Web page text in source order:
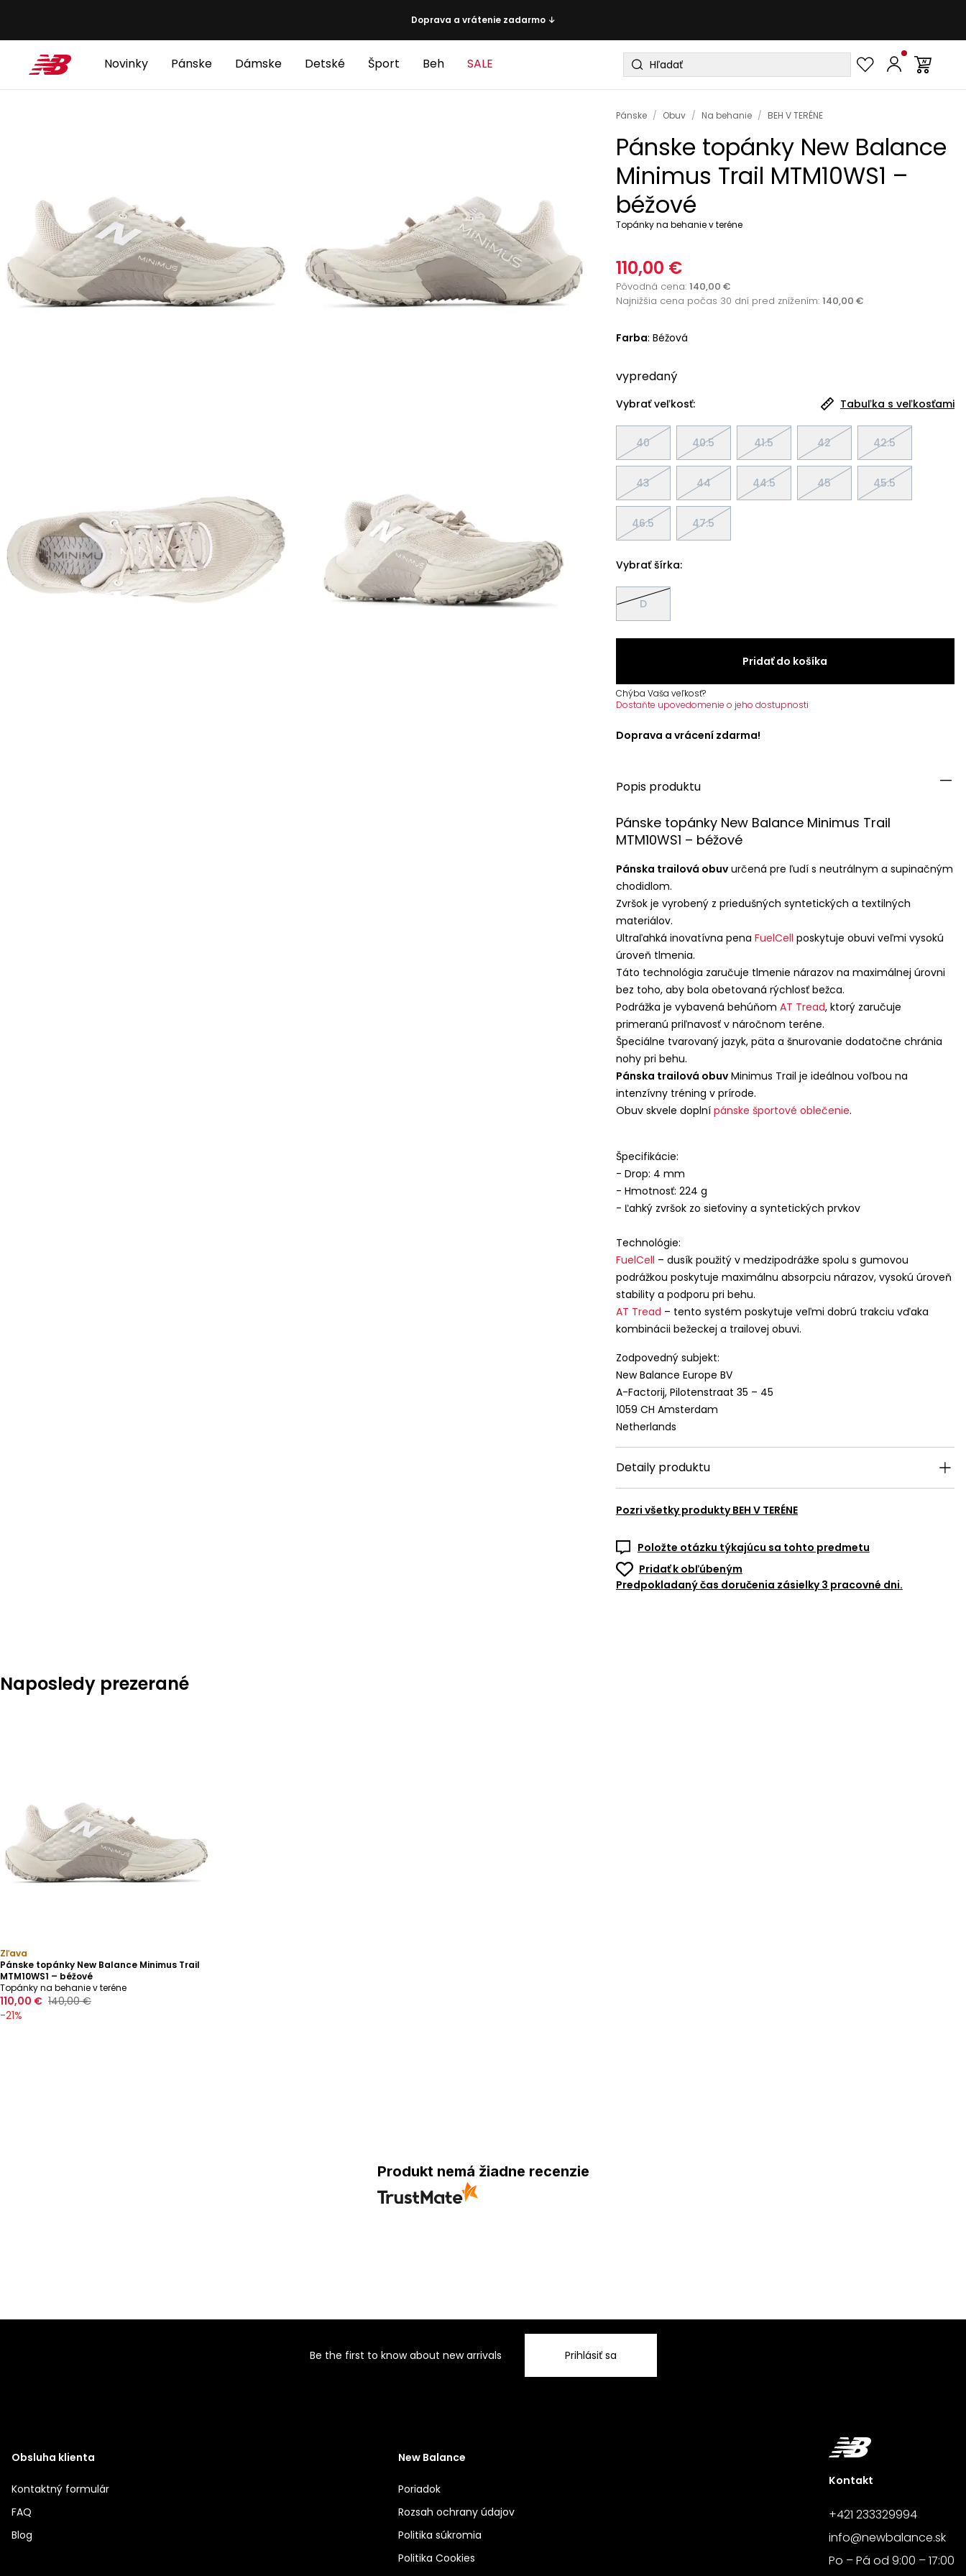
Doprava a vrátenie zadarmo ↓
Novinky Pánske Dámske Detské Šport Beh SALE
Pánske / Obuv / Na behanie / BEH V TERÉNE
Pánske topánky New Balance
Minimus Trail MTM10WS1 –
béžové
Topánky na behanie v teréne
110,00 €
Pôvodná cena: 140,00 €
Najnižšia cena počas 30 dní pred znížením: 140,00 €
Farba: Béžová
vypredaný
Vybrať veľkosť: Tabuľka s veľkosťami
40 40.5 41.5 42 42.5
43 44 44.5 45 45.5
46.5 47.5
Vybrať šírka:
D
Pridať do košíka
Chýba Vaša veľkosť?
Dostaňte upovedomenie o jeho dostupnosti
Doprava a vrácení zdarma!
Popis produktu
Pánske topánky New Balance Minimus Trail
MTM10WS1 – béžové
Pánska trailová obuvurčená pre ľudí s neutrálnym a supinačným
chodidlom.
Zvršok je vyrobený z priedušných syntetických a textilných
materiálov.
Ultraľahká inovatívna pena FuelCell poskytuje obuvi veľmi vysokú
úroveň tlmenia.
Táto technológia zaručuje tlmenie nárazov na maximálnej úrovni
bez toho, aby bola obetovaná rýchlosť bežca.
Podrážka je vybavená behúňom AT Tread, ktorý zaručuje
primeranú priľnavosť v náročnom teréne.
Špeciálne tvarovaný jazyk, päta a šnurovanie dodatočne chránia
nohy pri behu.
Pánska trailová obuvMinimus Trail je ideálnou voľbou na
intenzívny tréning v prírode.
Obuv skvele doplní pánske športové oblečenie.
Špecifikácie:
- Drop: 4 mm
- Hmotnosť: 224 g
- Ľahký zvršok zo sieťoviny a syntetických prvkov
Technológie:
FuelCell – dusík použitý v medzipodrážke spolu s gumovou
podrážkou poskytuje maximálnu absorpciu nárazov, vysokú úroveň
stability a podporu pri behu.
AT Tread – tento systém poskytuje veľmi dobrú trakciu vďaka
kombinácii bežeckej a trailovej obuvi.
Zodpovedný subjekt:
New Balance Europe BV
A-Factorij, Pilotenstraat 35 – 45
1059 CH Amsterdam
Netherlands
Detaily produktu
Pozri všetky produkty BEH V TERÉNE
Položte otázku týkajúcu sa tohto predmetu
Pridať k obľúbeným
Predpokladaný čas doručenia zásielky 3 pracovné dni.
Naposledy prezerané
Zľava
Pánske topánky New Balance Minimus Trail
MTM10WS1 – béžové
Topánky na behanie v teréne
110,00 € 140,00 €
-21%
Produkt nemá žiadne recenzie
Be the first to know about new arrivals Prihlásiť sa
Obsluha klienta
Kontaktný formulár
FAQ
Blog
New Balance
Poriadok
Rozsah ochrany údajov
Politika súkromia
Politika Cookies
Kontakt
+421 233329994
info@newbalance.sk
Po – Pá od 9:00 – 17:00